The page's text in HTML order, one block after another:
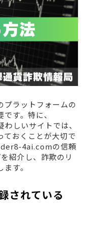
プラットフォームの
す。特に、
しいサイトでは、
ておくことが大切で
4ai.comの信頼
紹介し、詐欺のリ
す。
されている